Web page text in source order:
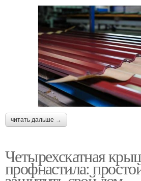
читать дальше →
Четырехскатная
профнастила: